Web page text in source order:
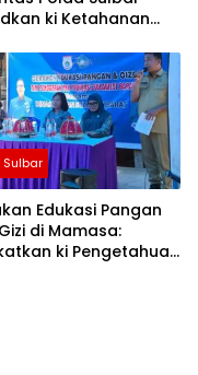
ki Ketahanan
Masyarakat
Sulbar
Edukasi Pangan
di Mamasa:
ki Pengetahuan